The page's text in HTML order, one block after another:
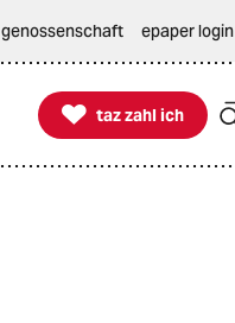
genossenschaft epaper login

taz zahl ich
taz zahl ich